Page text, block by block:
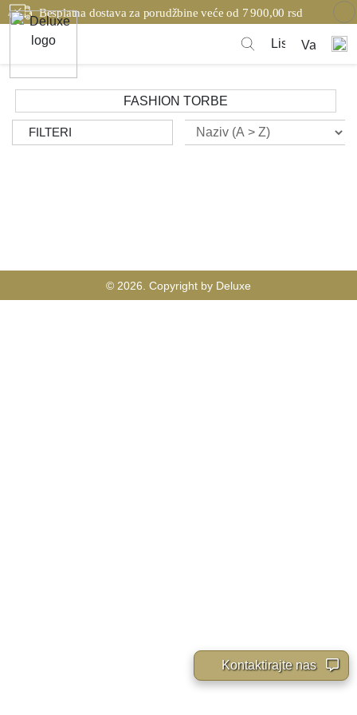
Besplatna dostava za porudžbine veće od 7 900,00 rsd
FASHION TORBE
FILTERI
© 2026. Copyright by Deluxe
Kontaktirajte nas